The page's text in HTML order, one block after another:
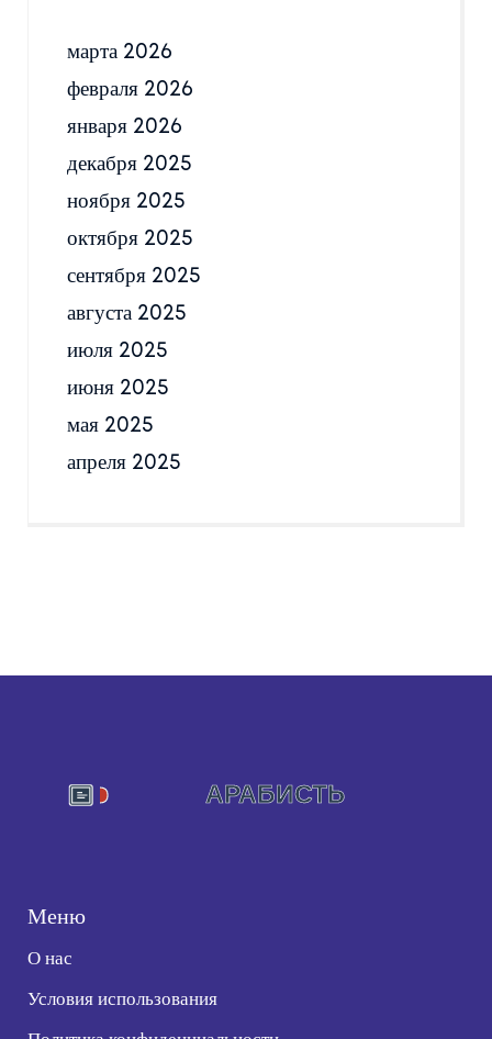
марта 2026
февраля 2026
января 2026
декабря 2025
ноября 2025
октября 2025
сентября 2025
августа 2025
июля 2025
июня 2025
мая 2025
апреля 2025
Меню
О нас
Условия использования